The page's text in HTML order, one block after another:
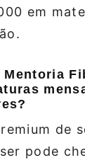
em
de
pode